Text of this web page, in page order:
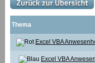
Thema
Excel VBA
Excel VBA